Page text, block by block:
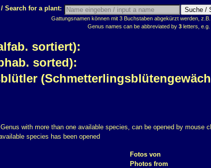
Search for a plant:
Gattungsnamen können mit 3 Buchstaben abgekürzt werden,
Genus names can be abbreviated by 3 letters,
sortiert):
sorted):
with more than one available species, can be opened by mouse
species has been opened
Fotos von
Photos from